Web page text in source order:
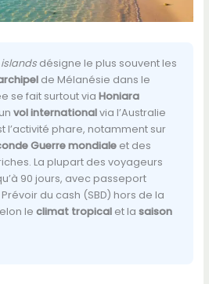
désigne le plus souvent les
de Mélanésie dans le
se fait surtout via Honiara
vol internationalvia l’Australie
l’activité phare, notamment sur
Guerre mondialeet des
La plupart des voyageurs
90 jours, avec passeport
du cash (SBD) hors de la
le climat tropicalet la saison